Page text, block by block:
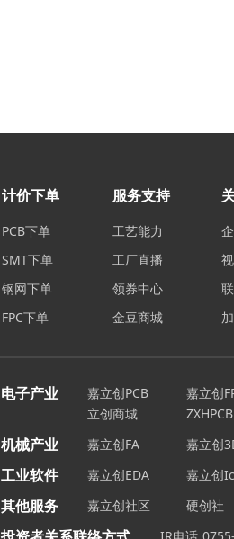
布局规整等方面都具备了突出
看传统线束更便宜，但在模组
块的应用摄像头模组主要由镜
柔性印刷电路板在摄像头模组
路和电子元器件之间的自动贴
产品质量和劳动生产率得到提
多接口带来了高昂的成本和电
和聚酯薄膜（PET）。聚酰亚
相比，聚酯薄膜（PET）的价
胺薄膜（PI）厚度有：1/2mil，
度为15um，25um，主要作用
直接高温热滚碾压而成，耐温
计价下单
PCB下单
SMT下单
钢网下单
FPC下单
服务支持
工艺能力
工厂直播
领券中心
金豆商城
电子产业 嘉立创PCB
嘉立创
立创商城
ZXHPCB
机械产业 嘉立创FA 嘉立创
工业软件 嘉立创EDA 嘉立创
其他服务 嘉立创社区 硬创社